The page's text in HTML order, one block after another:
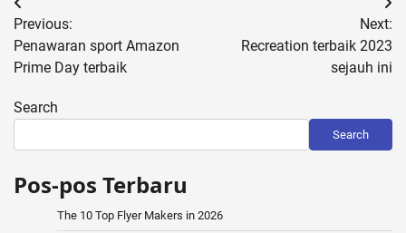
Post
navigation
Previous:
Penawaran sport Amazon
Prime Day terbaik
Next:
Recreation terbaik 2023
sejauh ini
Search
Search
Pos-pos Terbaru
The 10 Top Flyer Makers in 2026